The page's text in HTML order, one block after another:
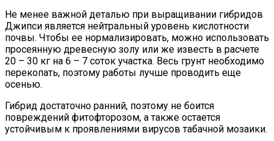
Не менее важной деталью при выращивании гибридов
Джипси является нейтральный уровень кислотности
почвы. Чтобы ее нормализировать, можно использовать
просеянную древесную золу или же известь в расчете
20 – 30 кг на 6 – 7 соток участка. Весь грунт необходимо
перекопать, поэтому работы лучше проводить еще
осенью.
Гибрид достаточно ранний, поэтому не боится
повреждений фитофторозом, а также остается
устойчивым к проявлениями вирусов табачной мозаики.